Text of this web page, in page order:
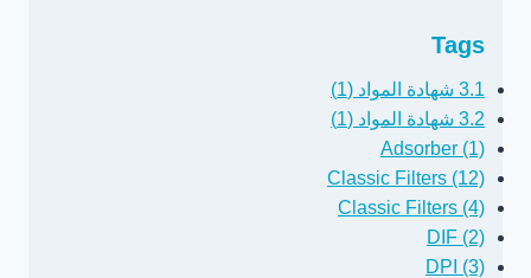
Tags
3.1 شهادة المواد (1)
3.2 شهادة المواد (1)
Adsorber (1)
Classic Filters (12)
Classic Filters (4)
DIF (2)
DPI (3)